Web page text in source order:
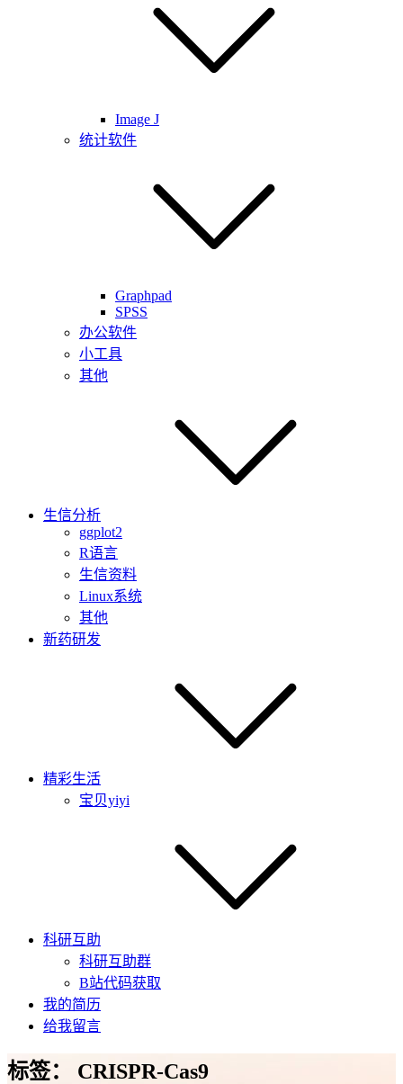
Image J
统计软件
Graphpad
SPSS
办公软件
小工具
其他
生信分析
ggplot2
R语言
生信资料
Linux系统
其他
新药研发
精彩生活
宝贝yiyi
科研互助
科研互助群
B站代码获取
我的简历
给我留言
标签： CRISPR-Cas9